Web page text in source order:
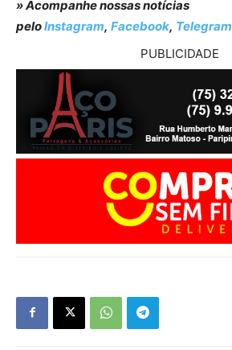
» Acompanhe nossas notícias
peloInstagram, Facebook, Telegram
PUBLICIDADE